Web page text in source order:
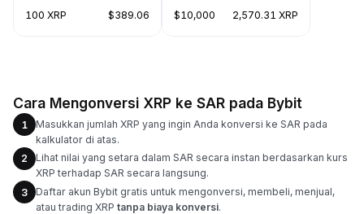
100 XRP $389.06 $10,000 2,570.31 XRP
Cara Mengonversi XRP ke SAR pada Bybit
1
Masukkan jumlah XRP yang ingin Anda konversi ke SAR pada
kalkulator di atas.
2
Lihat nilai yang setara dalam SAR secara instan berdasarkan kurs
XRP terhadap SAR secara langsung.
3
Daftar akun Bybit gratis untuk mengonversi, membeli, menjual,
atau trading XRP tanpa biaya konversi.